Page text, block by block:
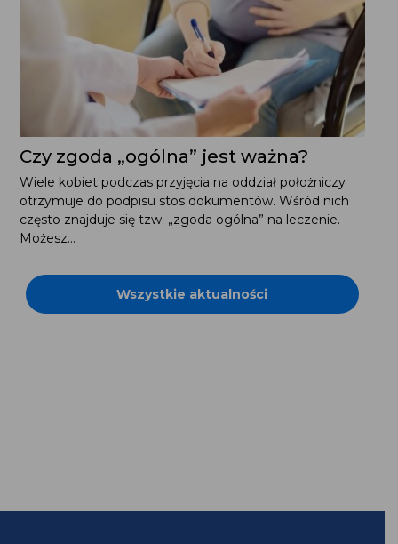
Czy zgoda „ogólna” jest ważna?
Wiele kobiet podczas przyjęcia na oddział położniczy
otrzymuje do podpisu stos dokumentów. Wśród nich
często znajduje się tzw. „zgoda ogólna” na leczenie.
Możesz...
Wszystkie aktualności